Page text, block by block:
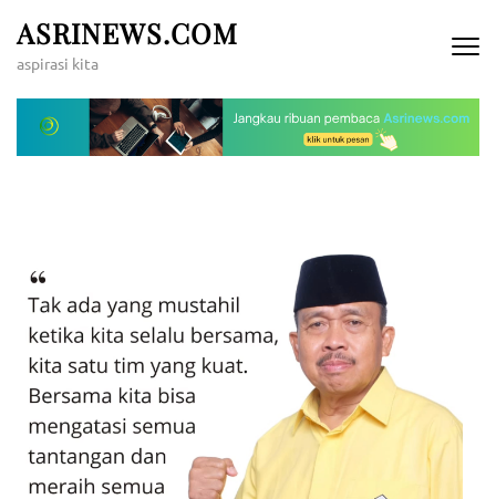
ke
konten
Enter)
ASRINEWS.COM
aspirasi kita